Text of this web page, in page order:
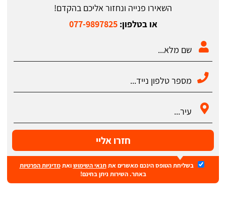
השאירו פנייה ונחזור אליכם בהקדם!
או בטלפון:077-9897825
חזרו אליי
בשליחת הטופס הינכם מאשרים אתתנאי השימושואתמדיניות הפרטיות
באתר. השירות ניתן בחינם!